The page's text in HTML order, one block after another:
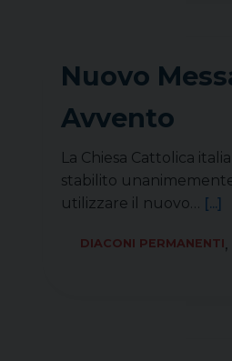
Nuovo
Avvento
La Chiesa Cattolica
stabilito
utilizzare il nuovo… [...]
DIACONI PERMANENTI,